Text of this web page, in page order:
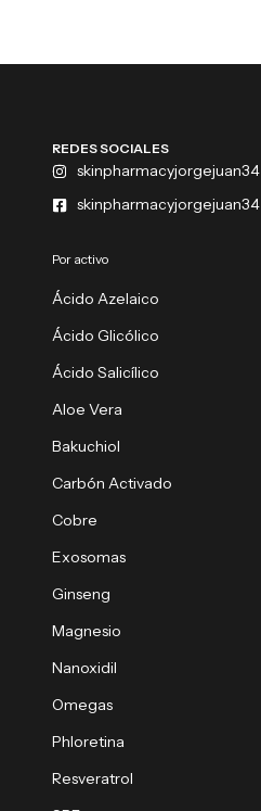
REDES SOCIALES
skinpharmacyjorgejuan34
skinpharmacyjorgejuan34
Por activo
Ácido Azelaico
Ácido Glicólico
Ácido Salicílico
Aloe Vera
Bakuchiol
Carbón Activado
Cobre
Exosomas
Ginseng
Magnesio
Nanoxidil
Omegas
Phloretina
Resveratrol